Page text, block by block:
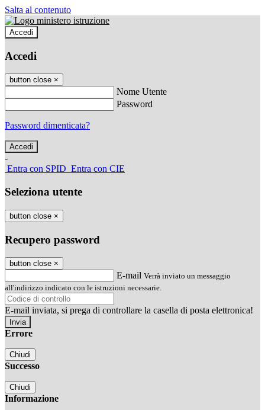
Salta al contenuto
Accedi
Accedi
button close ×
Nome Utente
Password
Password dimenticata?
-
Entra con SPID Entra con CIE
Seleziona utente
button close ×
Recupero password
button close ×
E-mail Verrà inviato un messaggio
all'indirizzo indicato con le istruzioni necessarie.
E-mail inviata, si prega di controllare la casella di posta elettronica!
Errore
Chiudi
Successo
Chiudi
Informazione